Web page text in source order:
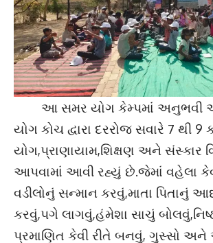
આ સમર યોગ કેમ્પમાં અનુભવી
યોગ કોચ દ્વારા દરરોજ સવારે 7 થી 9
યોગ,પ્રાણાયામ,શિક્ષણ અને સંસ્કાર
આપવામાં આવી રહ્યું છે.જેમાં વહેલા
વડીલોનું સન્માન કરવું,માતા પિતાનું
કરવું,પગે લાગવું,હંમેશા સાચું
પ્રમાણિત કેવી રીતે બનવું, ગુસ્સો